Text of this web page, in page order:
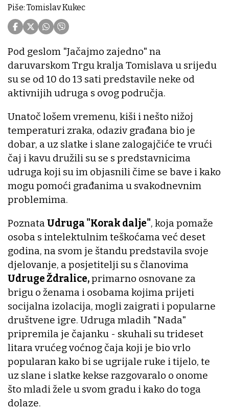
Piše: Tomislav Kukec
Pod geslom "Jačajmo zajedno" na
daruvarskom Trgu kralja Tomislava u srijedu
su se od 10 do 13 sati predstavile neke od
aktivnijih udruga s ovog područja.
Unatoč lošem vremenu, kiši i nešto nižoj
temperaturi zraka, odaziv građana bio je
dobar, a uz slatke i slane zalogajčiće te vrući
čaj i kavu družili su se s predstavnicima
udruga koji su im objasnili čime se bave i kako
mogu pomoći građanima u svakodnevnim
problemima.
Poznata Udruga "Korak dalje", koja pomaže
osoba s intelektulnim teškoćama već deset
godina, na svom je štandu predstavila svoje
djelovanje, a posjetitelji su s članovima
Udruge Ždralice,primarno osnovane za
brigu o ženama i osobama kojima prijeti
socijalna izolacija, mogli zaigrati i popularne
društvene igre. Udruga mladih "Nada"
pripremila je čajanku - skuhali su trideset
litara vrućeg voćnog čaja koji je bio vrlo
popularan kako bi se ugrijale ruke i tijelo, te
uz slane i slatke kekse razgovaralo o onome
što mladi žele u svom gradu i kako do toga
dolaze.